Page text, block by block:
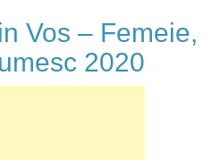
Vos – Femeie,
2020